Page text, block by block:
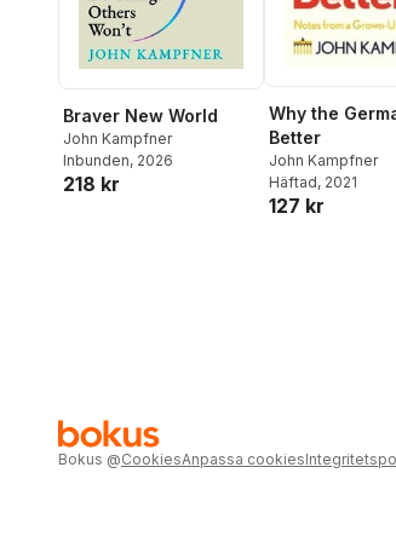
Braver New World
John Kampfner
Inbunden, 2026
218 kr
Why the
Better
John Kampfner
Häftad, 2021
127 kr
Bokus @CookiesAnpassa cookies